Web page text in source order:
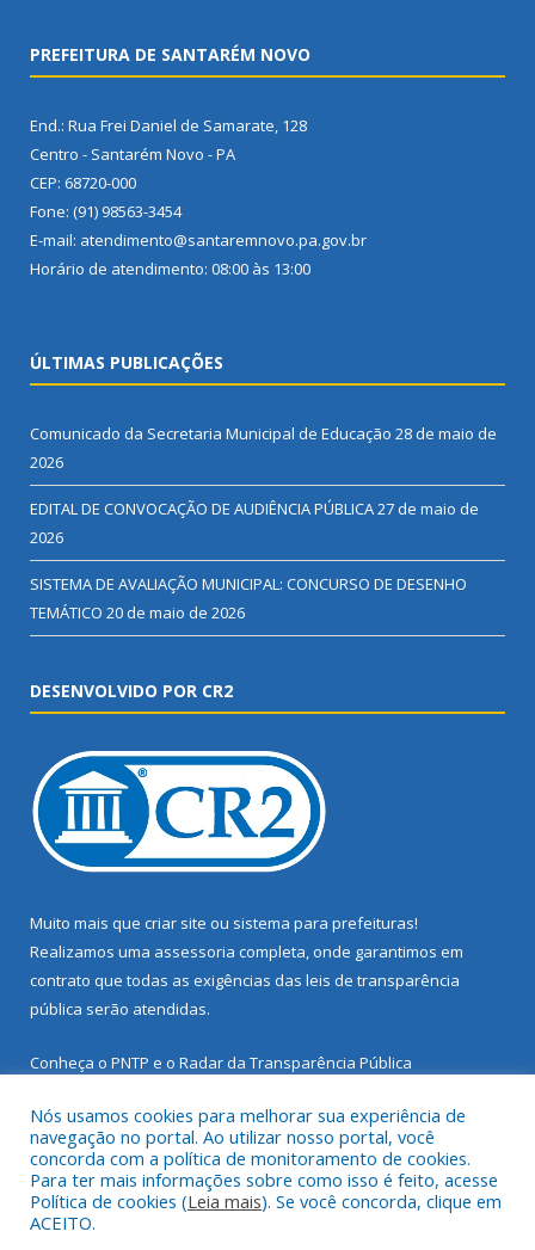
PREFEITURA DE SANTARÉM NOVO
End.: Rua Frei Daniel de Samarate, 128
Centro - Santarém Novo - PA
CEP: 68720-000
Fone: (91) 98563-3454
E-mail: atendimento@santaremnovo.pa.gov.br
Horário de atendimento: 08:00 às 13:00
ÚLTIMAS PUBLICAÇÕES
Comunicado da Secretaria Municipal de Educação 28 de maio de
2026
EDITAL DE CONVOCAÇÃO DE AUDIÊNCIA PÚBLICA27 de maio de
2026
SISTEMA DE AVALIAÇÃO MUNICIPAL: CONCURSO DE DESENHO
TEMÁTICO 20 de maio de 2026
DESENVOLVIDO POR CR2
Muito mais que criar site ou sistema para prefeituras!
Realizamos uma assessoria completa, onde garantimos em
contrato que todas as exigências das leis de transparência
pública serão atendidas.
Conheça o PNTP e o Radar da Transparência Pública
Todos os direitos reservados a Prefeitura Municipal de Santarém
Novo.
Nós usamos cookies para melhorar sua experiência de
navegação no portal. Ao utilizar nosso portal, você
concorda com a política de monitoramento de cookies.
Para ter mais informações sobre como isso é feito, acesse
Política de cookies (Leia mais). Se você concorda, clique em
ACEITO.